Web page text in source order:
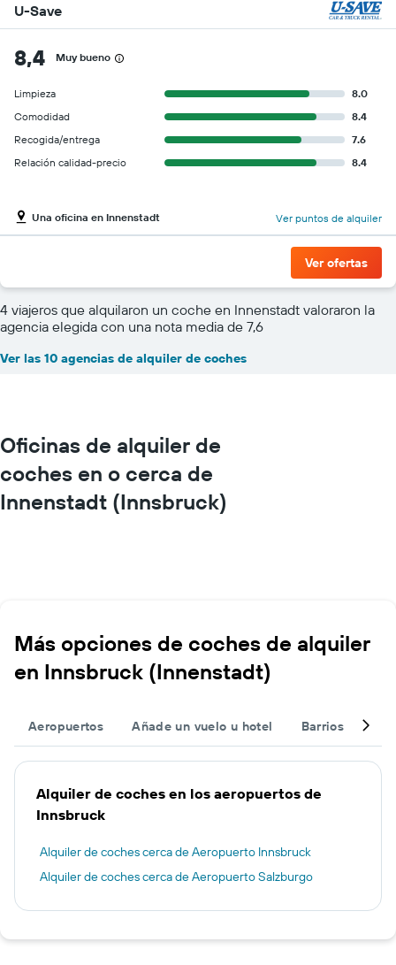
U-Save
8,4 Muy bueno
Limpieza
8.0
Comodidad
8.4
Recogida/entrega
7.6
Relación calidad-precio
8.4
Una oficina en Innenstadt Ver puntos de alquiler
Ver ofertas
4 viajeros que alquilaron un coche en Innenstadt valoraron la
agencia elegida con una nota media de 7,6
Ver las 10 agencias de alquiler de coches
Oficinas de alquiler de
coches en o cerca de
Innenstadt (Innsbruck)
Más opciones de coches de alquiler
en Innsbruck (Innenstadt)
Aeropuertos Añade un vuelo u hotel Barrios
Alquiler de coches en los aeropuertos de
Innsbruck
Alquiler de coches cerca de Aeropuerto Innsbruck
Alquiler de coches cerca de Aeropuerto Salzburgo